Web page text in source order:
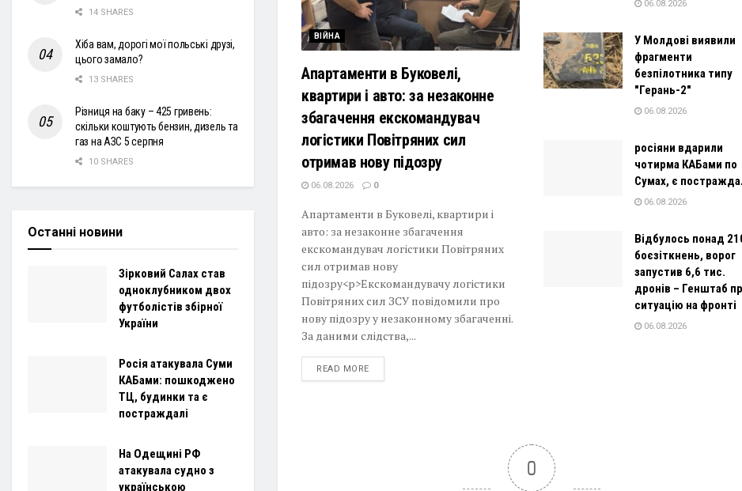
ВІЙНА
Апартаменти в Буковелі,
квартири і авто: за незаконне
збагачення екскомандувач
логістики Повітряних сил
отримав нову підозру
06.08.2026 0
Апартаменти в Буковелі, квартири і
авто: за незаконне збагачення
екскомандувач логістики Повітряних
сил отримав нову
підозру<p>Екскомандувачу логістики
Повітряних сил ЗСУ повідомили про
нову підозру у незаконному збагаченні.
За даними слідства,...
READ MOREDETAILS
06.08.2026
У Молдові виявили
фрагменти
безпілотника типу
"Герань-2"
06.08.2026
росіяни вдарили
чотирма КАБами по
Сумах, є
06.08.2026
Відбулось понад
боєзіткнень, ворог
запустив 6,6 тис.
дронів – Генштаб
ситуацію на фронті
06.08.2026
0
14 SHARES
Хіба вам, дорогі мої польські друзі,
цього замало?
13 SHARES
Різниця на баку – 425 гривень:
скільки коштують бензин, дизель та
газ на АЗС 5 серпня
10 SHARES
Останні новини
Зірковий Салах став
одноклубником двох
футболістів збірної
України
Росія атакувала Суми
КАБами: пошкоджено
ТЦ, будинки та є
постраждалі
На Одещині РФ
атакувала судно з
українською